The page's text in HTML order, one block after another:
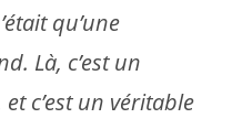
qu’une
Là, c’est un
c’est un véritable